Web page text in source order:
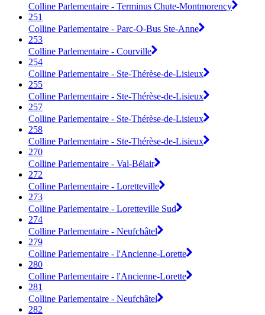
Colline Parlementaire - Terminus Chute-Montmorency
251
Colline Parlementaire - Parc-O-Bus Ste-Anne
253
Colline Parlementaire - Courville
254
Colline Parlementaire - Ste-Thérèse-de-Lisieux
255
Colline Parlementaire - Ste-Thérèse-de-Lisieux
257
Colline Parlementaire - Ste-Thérèse-de-Lisieux
258
Colline Parlementaire - Ste-Thérèse-de-Lisieux
270
Colline Parlementaire - Val-Bélair
272
Colline Parlementaire - Loretteville
273
Colline Parlementaire - Loretteville Sud
274
Colline Parlementaire - Neufchâtel
279
Colline Parlementaire - l'Ancienne-Lorette
280
Colline Parlementaire - l'Ancienne-Lorette
281
Colline Parlementaire - Neufchâtel
282